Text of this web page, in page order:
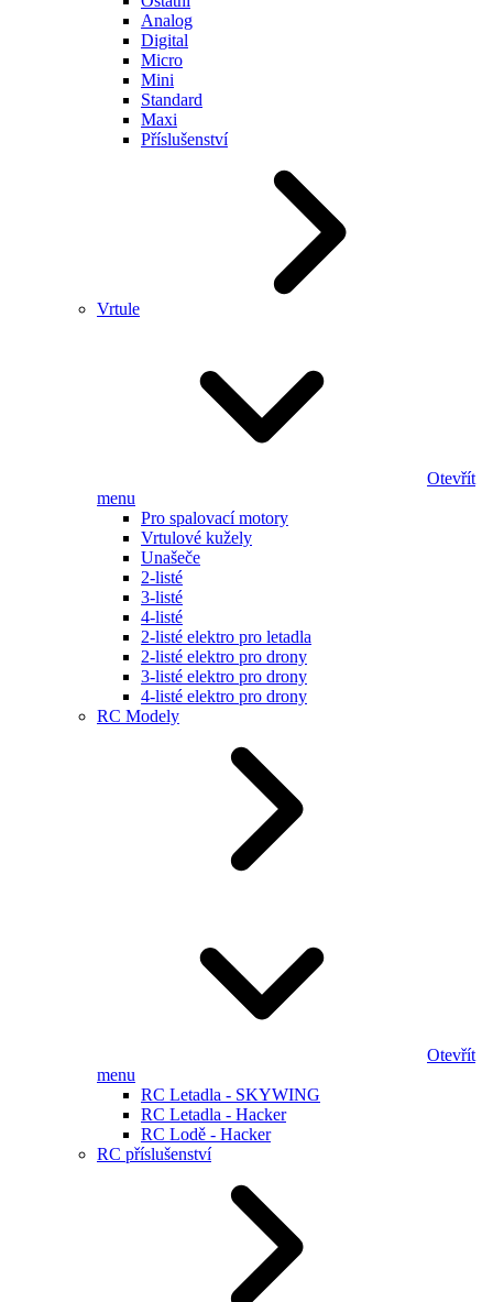
Analog
Digital
Micro
Mini
Standard
Maxi
Příslušenství
Vrtule
Otevřít
menu
Pro spalovací motory
Vrtulové kužely
Unašeče
2-listé
3-listé
4-listé
2-listé elektro pro letadla
2-listé elektro pro drony
3-listé elektro pro drony
4-listé elektro pro drony
RC Modely
Otevřít
menu
RC Letadla - SKYWING
RC Letadla - Hacker
RC Lodě - Hacker
RC příslušenství